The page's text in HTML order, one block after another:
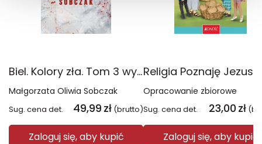
Biel. Kolory zła. Tom 3 wyd. 2025
Małgorzata Oliwia Sobczak
Sug. cena det. 49,99 zł (brutto)
Zaloguj się, aby kupić
Opracowanie zbiorowe
Sug. cena det. 23,00 zł
Zaloguj się, aby kupić